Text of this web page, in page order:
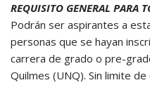
REQUISITO GENERAL PARA
Podrán ser aspirantes a
personas que se hayan
carrera de grado o pre-
Quilmes (UNQ). Sin limite de